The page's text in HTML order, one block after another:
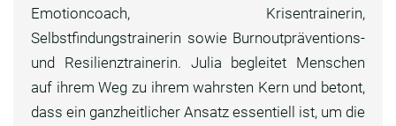
Emotioncoach, Krisentrainerin,
Selbstfindungstrainerin sowie Burnoutpräventions-
und Resilienztrainerin. Julia begleitet Menschen
auf ihrem Weg zu ihrem wahrsten Kern und betont,
dass ein ganzheitlicher Ansatz essentiell ist, um die